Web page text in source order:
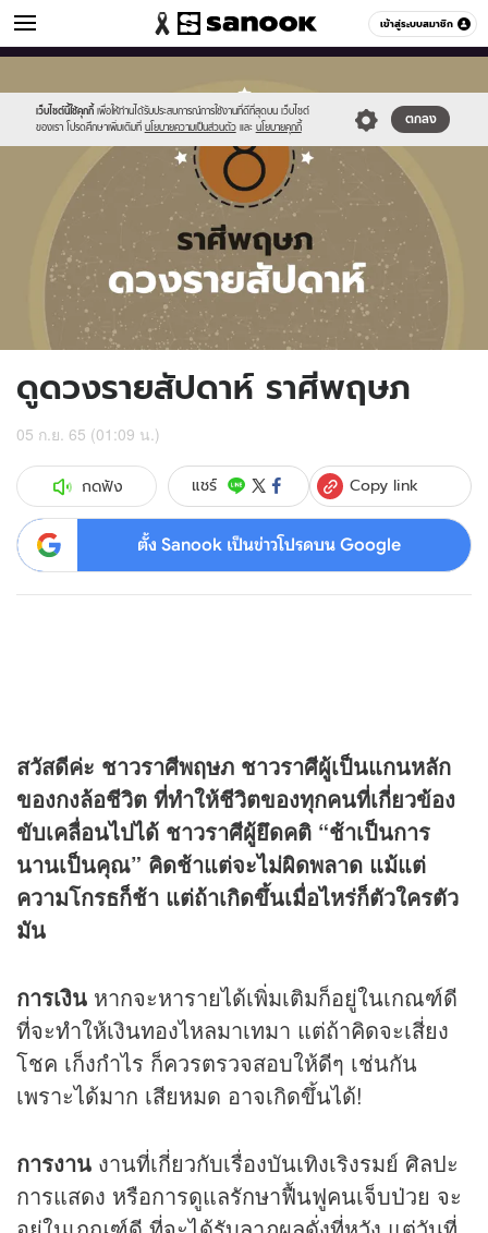
เข้าสู่ระบบสมาชิก
ดูดวง หมวดอื่นๆ
เว็บไซต์นี้ใช้คุกกี้ เพื่อให้ท่านได้รับประสบการณ์การใช้งานที่ดีที่สุดบน เว็บไซต์
ของเรา โปรดศึกษาเพิ่มเติมที่ นโยบายความเป็นส่วนตัว และ นโยบายคุกกี้
ตกลง
new-
sanook.png
horoscope-
taurus_zodia.jpg
ดูดวงรายสัปดาห์ ราศีพฤษภ
05 ก.ย. 65 (01:09 น.)
กดฟัง แชร์ Copy link
ตั้ง Sanook เป็นข่าวโปรดบน Google
สวัสดีค่ะ ชาวราศีพฤษภ ชาวราศีผู้เป็นแกนหลัก
ของกงล้อชีวิต ที่ทำให้ชีวิตของทุกคนที่เกี่ยวข้อง
ขับเคลื่อนไปได้ ชาวราศีผู้ยึดคติ “ช้าเป็นการ
นานเป็นคุณ” คิดช้าแต่จะไม่ผิดพลาด แม้แต่
ความโกรธก็ช้า แต่ถ้าเกิดขึ้นเมื่อไหร่ก็ตัวใครตัว
มัน
การเงิน หากจะหารายได้เพิ่มเติมก็อยู่ในเกณฑ์ดี
ที่จะทำให้เงินทองไหลมาเทมา แต่ถ้าคิดจะเสี่ยง
โชค เก็งกำไร ก็ควรตรวจสอบให้ดีๆ เช่นกัน
เพราะได้มาก เสียหมด อาจเกิดขึ้นได้!
การงาน งานที่เกี่ยวกับเรื่องบันเทิงเริงรมย์ ศิลปะ
การแสดง หรือการดูแลรักษาฟื้นฟูคนเจ็บป่วย จะ